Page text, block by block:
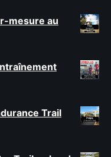
mesure au
Trail